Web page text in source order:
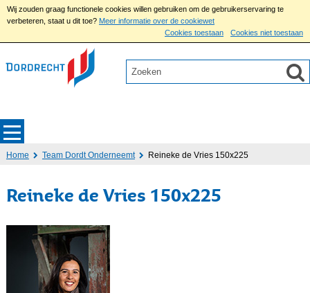
Wij zouden graag functionele cookies willen gebruiken om de gebruikerservaring te
verbeteren, staat u dit toe? Meer informatie over de cookiewet
Cookies toestaan
Cookies niet toestaan
Home Team Dordt Onderneemt Reineke de Vries 150x225
Reineke de Vries 150x225